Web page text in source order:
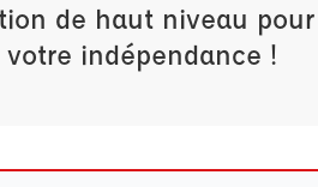
de haut niveau
indépendance !